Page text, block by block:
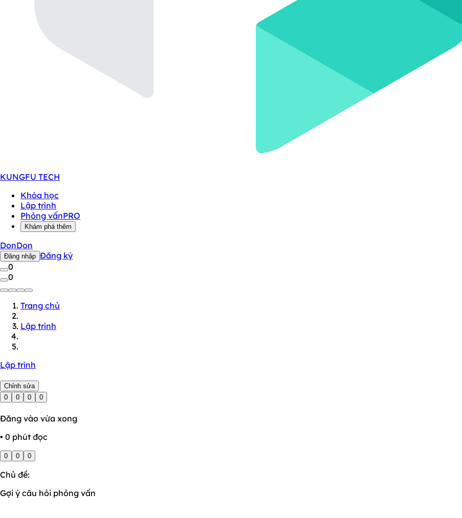
KUNGFU TECH
Khóa học
Lập trình
Phỏng vấnPRO
Khám phá thêm
DonDon
Đăng nhập Đăng ký
0
0
Trang chủ
Lập trình
Lập trình
Chỉnh sửa
0
0 0 0
Đăng vào vừa xong
• 0 phút đọc
0 0 0
Chủ đề:
Gợi ý câu hỏi phỏng vấn